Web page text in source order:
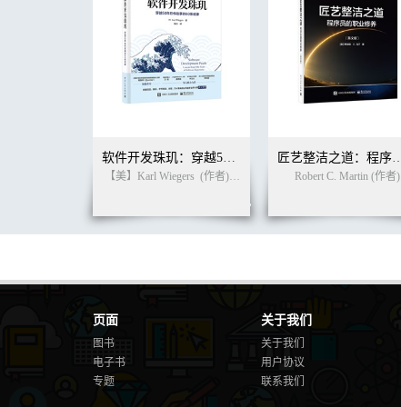
【美】Karl Wiegers (作者) Robert C. Martin (作者)
页面
图书
电子书
专题
关于我们
关于我们
用户协议
联系我们